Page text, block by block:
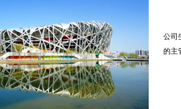
公司
的主